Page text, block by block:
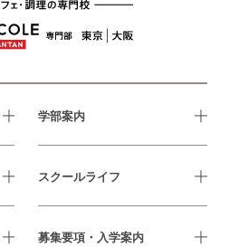
学部案内
スクールライフ
募集要項・入学案内